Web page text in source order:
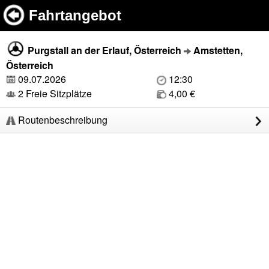
Fahrtangebot
Purgstall an der Erlauf, Österreich
Amstetten,
Österreich
09.07.2026
12:30
2 Freie Sitzplätze
4,00 €
Routenbeschreibung